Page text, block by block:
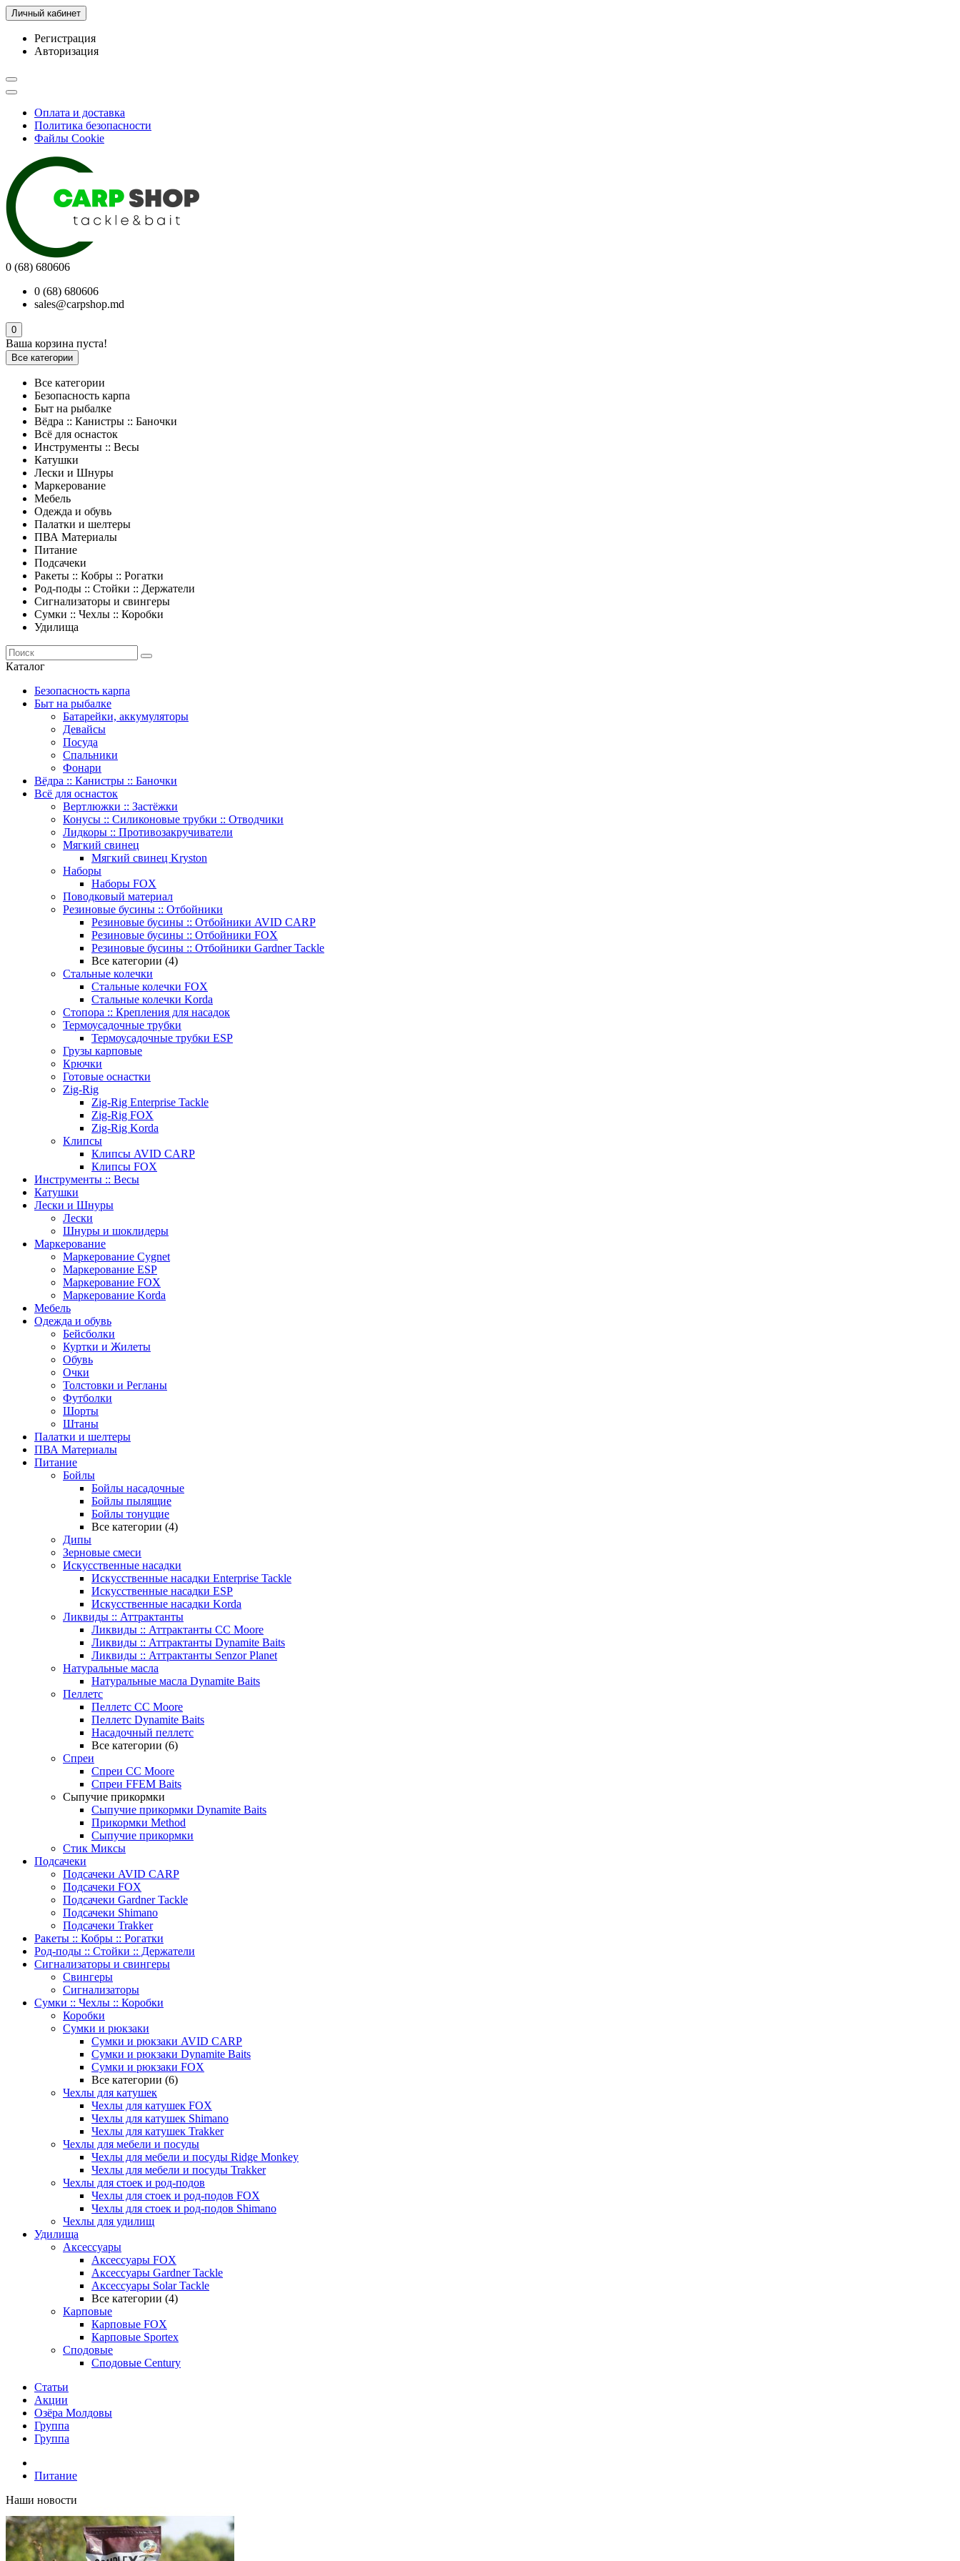
Личный кабинет
Регистрация
Авторизация
Оплата и доставка
Политика безопасности
Файлы Cookie
0 (68) 680606
0 (68) 680606
sales@carpshop.md
0
Ваша корзина пуста!
Все категории
Все категории
Безопасность карпа
Быт на рыбалке
Вёдра :: Канистры :: Баночки
Всё для оснасток
Инструменты :: Весы
Катушки
Лески и Шнуры
Маркерование
Мебель
Одежда и обувь
Палатки и шелтеры
ПВА Материалы
Питание
Подсачеки
Ракеты :: Кобры :: Рогатки
Род-поды :: Стойки :: Держатели
Сигнализаторы и свингеры
Сумки :: Чехлы :: Коробки
Удилища
Каталог
Безопасность карпа
Быт на рыбалке
Батарейки, аккумуляторы
Девайсы
Посуда
Спальники
Фонари
Вёдра :: Канистры :: Баночки
Всё для оснасток
Вертлюжки :: Застёжки
Конусы :: Силиконовые трубки :: Отводчики
Лидкоры :: Противозакручиватели
Мягкий свинец
Мягкий свинец Kryston
Наборы
Наборы FOX
Поводковый материал
Резиновые бусины :: Отбойники
Резиновые бусины :: Отбойники AVID CARP
Резиновые бусины :: Отбойники FOX
Резиновые бусины :: Отбойники Gardner Tackle
Все категории (4)
Стальные колечки
Стальные колечки FOX
Стальные колечки Korda
Стопора :: Крепления для насадок
Термоусадочные трубки
Термоусадочные трубки ESP
Грузы карповые
Крючки
Готовые оснастки
Zig-Rig
Zig-Rig Enterprise Tackle
Zig-Rig FOX
Zig-Rig Korda
Клипсы
Клипсы AVID CARP
Клипсы FOX
Инструменты :: Весы
Катушки
Лески и Шнуры
Лески
Шнуры и шоклидеры
Маркерование
Маркерование Cygnet
Маркерование ESP
Маркерование FOX
Маркерование Korda
Мебель
Одежда и обувь
Бейсболки
Куртки и Жилеты
Обувь
Очки
Толстовки и Регланы
Футболки
Шорты
Штаны
Палатки и шелтеры
ПВА Материалы
Питание
Бойлы
Бойлы насадочные
Бойлы пылящие
Бойлы тонущие
Все категории (4)
Дипы
Зерновые смеси
Искусственные насадки
Искусственные насадки Enterprise Tackle
Искусственные насадки ESP
Искусственные насадки Korda
Ликвиды :: Аттрактанты
Ликвиды :: Аттрактанты CC Moore
Ликвиды :: Аттрактанты Dynamite Baits
Ликвиды :: Аттрактанты Senzor Planet
Натуральные масла
Натуральные масла Dynamite Baits
Пеллетс
Пеллетс CC Moore
Пеллетс Dynamite Baits
Насадочный пеллетс
Все категории (6)
Спреи
Спреи CC Moore
Спреи FFEM Baits
Сыпучие прикормки
Сыпучие прикормки Dynamite Baits
Прикормки Method
Сыпучие прикормки
Стик Миксы
Подсачеки
Подсачеки AVID CARP
Подсачеки FOX
Подсачеки Gardner Tackle
Подсачеки Shimano
Подсачеки Trakker
Ракеты :: Кобры :: Рогатки
Род-поды :: Стойки :: Держатели
Сигнализаторы и свингеры
Свингеры
Сигнализаторы
Сумки :: Чехлы :: Коробки
Коробки
Сумки и рюкзаки
Сумки и рюкзаки AVID CARP
Сумки и рюкзаки Dynamite Baits
Сумки и рюкзаки FOX
Все категории (6)
Чехлы для катушек
Чехлы для катушек FOX
Чехлы для катушек Shimano
Чехлы для катушек Trakker
Чехлы для мебели и посуды
Чехлы для мебели и посуды Ridge Monkey
Чехлы для мебели и посуды Trakker
Чехлы для стоек и род-подов
Чехлы для стоек и род-подов FOX
Чехлы для стоек и род-подов Shimano
Чехлы для удилищ
Удилища
Аксессуары
Аксессуары FOX
Аксессуары Gardner Tackle
Аксессуары Solar Tackle
Все категории (4)
Карповые
Карповые FOX
Карповые Sportex
Сподовые
Сподовые Century
Статьи
Акции
Озёра Молдовы
Группа
Группа
Питание
Наши новости